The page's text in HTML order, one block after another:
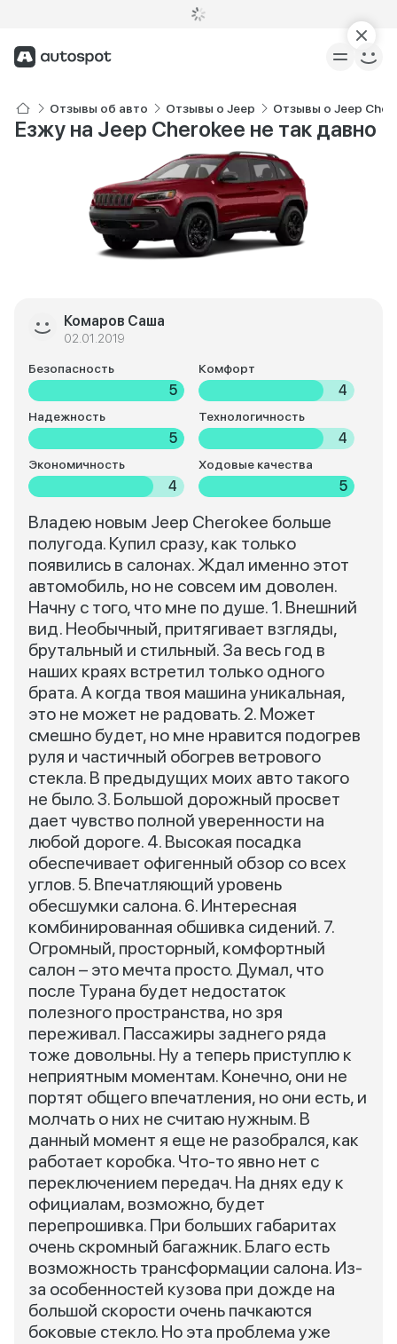
Отзывы об авто Отзывы о Jeep Отзывы о Jeep
Езжу на Jeep Cherokee не так давно
Комаров Саша
02.01.2019
Безопасность
5
Комфорт
4
Надежность
5
Технологичность
4
Экономичность
4
Ходовые качества
5
Владею новым Jeep Cherokee больше
полугода. Купил сразу, как только
появились в салонах. Ждал именно этот
автомобиль, но не совсем им доволен.
Начну с того, что мне по душе. 1. Внешний
вид. Необычный, притягивает взгляды,
брутальный и стильный. За весь год в
наших краях встретил только одного
брата. А когда твоя машина уникальная,
это не может не радовать. 2. Может
смешно будет, но мне нравится подогрев
руля и частичный обогрев ветрового
стекла. В предыдущих моих авто такого
не было. 3. Большой дорожный просвет
дает чувство полной уверенности на
любой дороге. 4. Высокая посадка
обеспечивает офигенный обзор со всех
углов. 5. Впечатляющий уровень
обесшумки салона. 6. Интересная
комбинированная обшивка сидений. 7.
Огромный, просторный, комфортный
салон – это мечта просто. Думал, что
после Турана будет недостаток
полезного пространства, но зря
переживал. Пассажиры заднего ряда
тоже довольны. Ну а теперь приступлю к
неприятным моментам. Конечно, они не
портят общего впечатления, но они есть, и
молчать о них не считаю нужным. В
данный момент я еще не разобрался, как
работает коробка. Что-то явно нет с
переключением передач. На днях еду к
официалам, возможно, будет
перепрошивка. При больших габаритах
очень скромный багажник. Благо есть
возможность трансформации салона. Из-
за особенностей кузова при дожде на
большой скорости очень пачкаются
боковые стекло. Но эта проблема уже